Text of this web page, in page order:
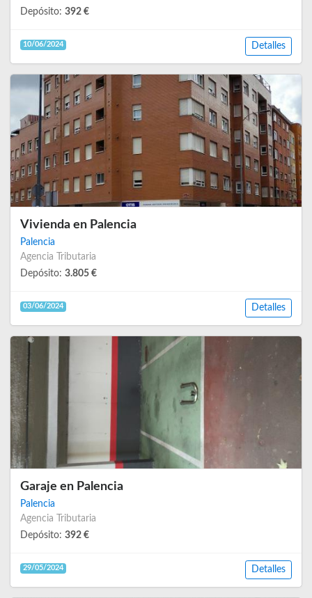
Depósito: 392 €
10/06/2024 Detalles
Vivienda en Palencia
Palencia
Agencia Tributaria
Depósito: 3.805 €
03/06/2024 Detalles
Garaje en Palencia
Palencia
Agencia Tributaria
Depósito: 392 €
29/05/2024 Detalles